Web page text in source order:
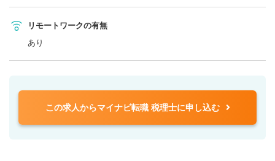
リモートワークの有無
あり
この求人からマイナビ転職 税理士に申し込む